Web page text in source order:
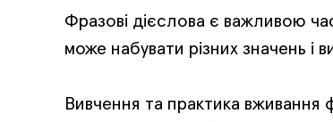
Фразові дієслова є важливою
може набувати різних значень і
Вивчення та практика вживання